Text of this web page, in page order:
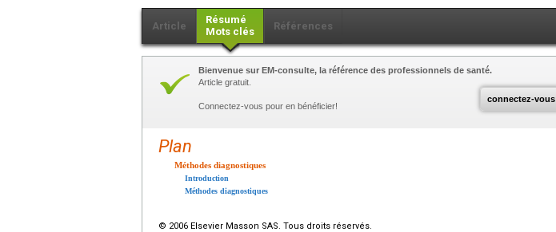
Article
Résumé
Mots clés
Références
connectez-vous
Bienvenue sur EM-consulte, la référence des professionnels de santé.
Article gratuit.
Connectez-vous pour en bénéficier!
Plan
Méthodes diagnostiques
Introduction
Méthodes diagnostiques
© 2006 Elsevier Masson SAS. Tous droits réservés.